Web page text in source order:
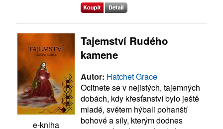
e-kniha
Tajemství Rudého
kamene
Autor: Hatchet Grace
Ocitnete se v nejistých, tajemných
dobách, kdy křesťanství bylo ještě
mladé, světem hýbali pohanští
bohové a síly, kterým dodnes